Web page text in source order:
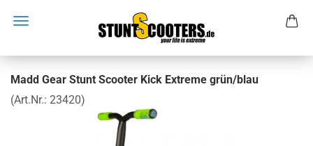
Madd Gear Stunt Scooter Kick Extreme grün/blau
(Art.Nr.: 23420)